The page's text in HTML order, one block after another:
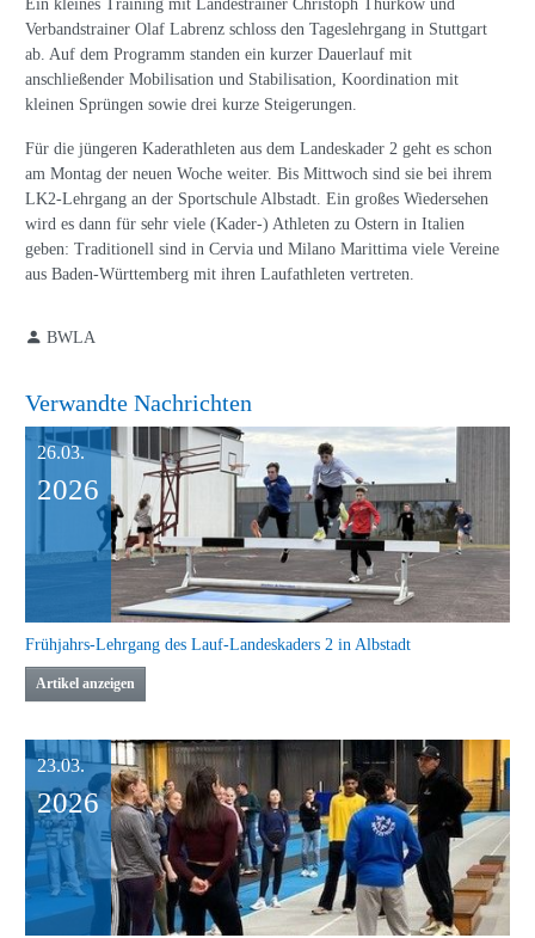
Anschluss erwartete die Kaderathleten ein Workshop zu „Mentalen
Strategien im Leistungssport“. Referentin Joana Schmidt erläuterte:
„Wir haben uns im Workshop dem breiten Spektrum der
Sportpsychologie mit spielerischen Inhalten genähert. Dabei durften
wir den ein oder anderen Aha-Moment erleben, zum Beispiel wie sich
Leistungsdruck auch positiv auf unsere Performance auswirken kann.
Die Kehrseite des Leistungsdrucks haben wir nicht außer Acht gelassen
und dessen mögliche Auswirkungen auf mentale und körperliche
Gesundheit thematisiert“, so die Sportwissenschaftlerin und angehende
sportpsychologische Beraterin.
Ein kleines Training mit Landestrainer Christoph Thürkow und
ab. Auf dem Programm standen ein kurzer Dauerlauf mit
Für die jüngeren Kaderathleten aus dem Landeskader 2 geht es schon
am Montag der neuen Woche weiter. Bis Mittwoch sind sie bei ihrem
LK2-Lehrgang an der Sportschule Albstadt. Ein großes Wiedersehen
wird es dann für sehr viele (Kader-) Athleten zu Ostern in Italien
geben: Traditionell sind in Cervia und Milano Marittima viele Vereine
aus Baden-Württemberg mit ihren Laufathleten vertreten.
BWLA
Verwandte Nachrichten
2026
Frühjahrs-Lehrgang des Lauf-Landeskaders 2 in Albstadt